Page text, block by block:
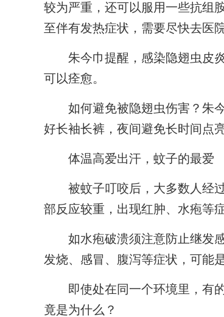
较为严重，还可以服用一些抗组
至伴有发热症状，需要尽快去医院
朱今巾提醒，感染隐翅虫皮炎
可以痊愈。
如何避免被隐翅虫伤害？朱今
好长袖长裤，夜间避免长时间点
体温高爱出汗，蚊子的最爱
被蚊子叮咬后，大多数人经过
部反应较重，出现红肿、水疱等
如水疱破溃须注意防止继发感
发烧、感冒、腹泻等症状，可能
即使处在同一个环境里，有的
竟是为什么？